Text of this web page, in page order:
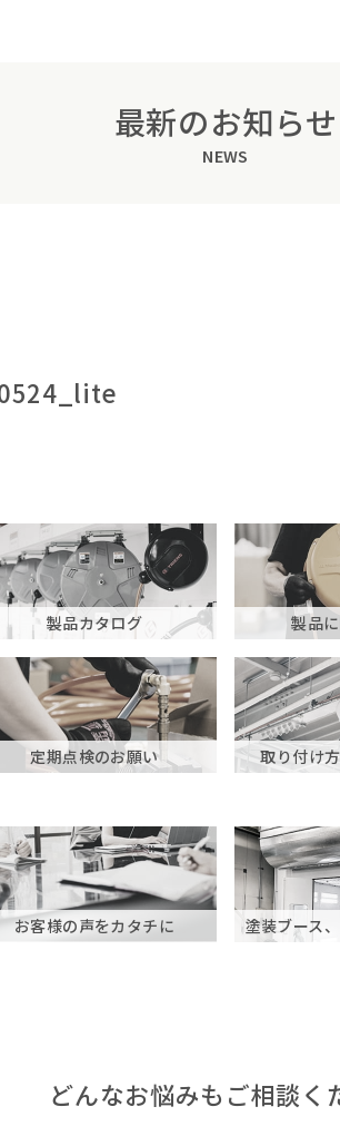
最新のお知らせ
NEWS
製品カタログ 製品
定期点検のお願い 取り付け
お客様の声をカタチに 塗装ブース
どんなお悩みもご相談く